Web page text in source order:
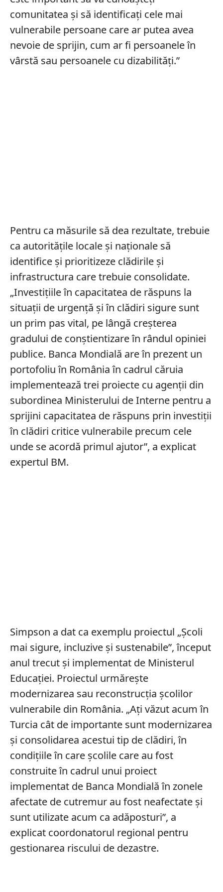
comunitatea şi să identificaţi cele mai
vulnerabile persoane care ar putea avea
nevoie de sprijin, cum ar fi persoanele în
vârstă sau persoanele cu dizabilităţi.”
Pentru ca măsurile să dea rezultate, trebuie
ca autorităţile locale şi naţionale să
identifice și prioritizeze clădirile şi
infrastructura care trebuie consolidate.
„Investiţiile în capacitatea de răspuns la
situaţii de urgenţă şi în clădiri sigure sunt
un prim pas vital, pe lângă creşterea
gradului de conştientizare în rândul opiniei
publice. Banca Mondială are în prezent un
portofoliu în România în cadrul căruia
implementează trei proiecte cu agenţii din
subordinea Ministerului de Interne pentru a
sprijini capacitatea de răspuns prin investiţii
în clădiri critice vulnerabile precum cele
unde se acordă primul ajutor”, a explicat
expertul BM.
Simpson a dat ca exemplu proiectul „Şcoli
mai sigure, incluzive şi sustenabile”, început
anul trecut și implementat de Ministerul
Educaţiei. Proiectul urmărește
modernizarea sau reconstrucţia școlilor
vulnerabile din România. „Aţi văzut acum în
Turcia cât de importante sunt modernizarea
şi consolidarea acestui tip de clădiri, în
condiţiile în care şcolile care au fost
construite în cadrul unui proiect
implementat de Banca Mondială în zonele
afectate de cutremur au fost neafectate şi
sunt utilizate acum ca adăposturi”, a
explicat coordonatorul regional pentru
gestionarea riscului de dezastre.